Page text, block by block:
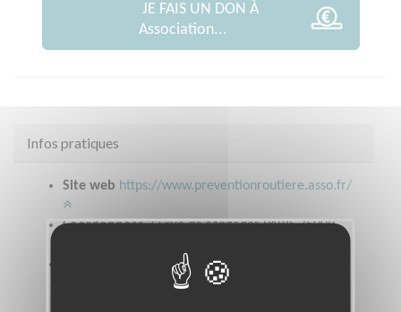
JE FAIS UN DON À
Association...
Infos pratiques
Site web https://www.preventionroutiere.asso.fr/
Coordonnées33 rue de Mogador PARIS 75009
Heures d'ouverture